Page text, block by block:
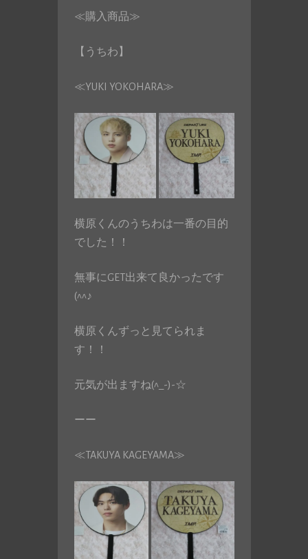
≪購入商品≫
【うちわ】
≪YUKI YOKOHARA≫
横原くんのうちわは一番の目的
でした！！
無事にGET出来て良かったです
(^^♪
横原くんずっと見てられま
す！！
元気が出ますね(^_-)-☆
ーー
≪TAKUYA KAGEYAMA≫